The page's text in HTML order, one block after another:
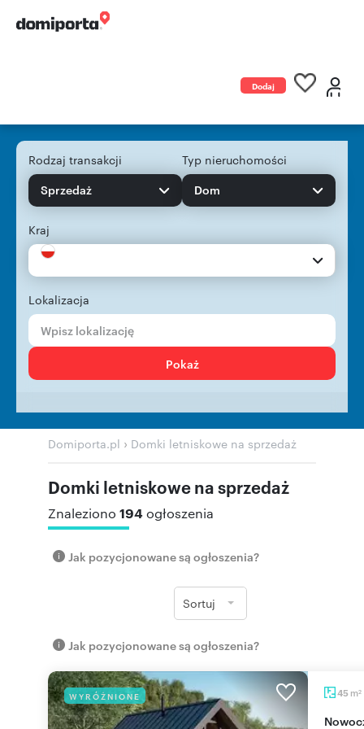
Dodaj
Rodzaj transakcji
Sprzedaż
Typ nieruchomości
Dom
Kraj
Lokalizacja
Pokaż
Domiporta.pl › Domki letniskowe na sprzedaż
Domki letniskowe na sprzedaż
Znaleziono 194ogłoszenia
Jak pozycjonowane są ogłoszenia?
Sortuj
Jak pozycjonowane są ogłoszenia?
WYRÓŻNIONE 45 m2
Nowoczesny dom modułowy 45 m² w Rospudzie -